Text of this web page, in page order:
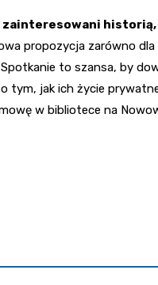
zainteresowani
propozycja zarówno dla
to szansa, by
tym, jak ich życie
w bibliotece na